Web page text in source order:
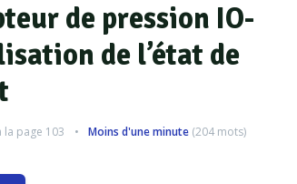
de pression IO-
de l’état de
la page 103 Moins d'une minute (204 mots)